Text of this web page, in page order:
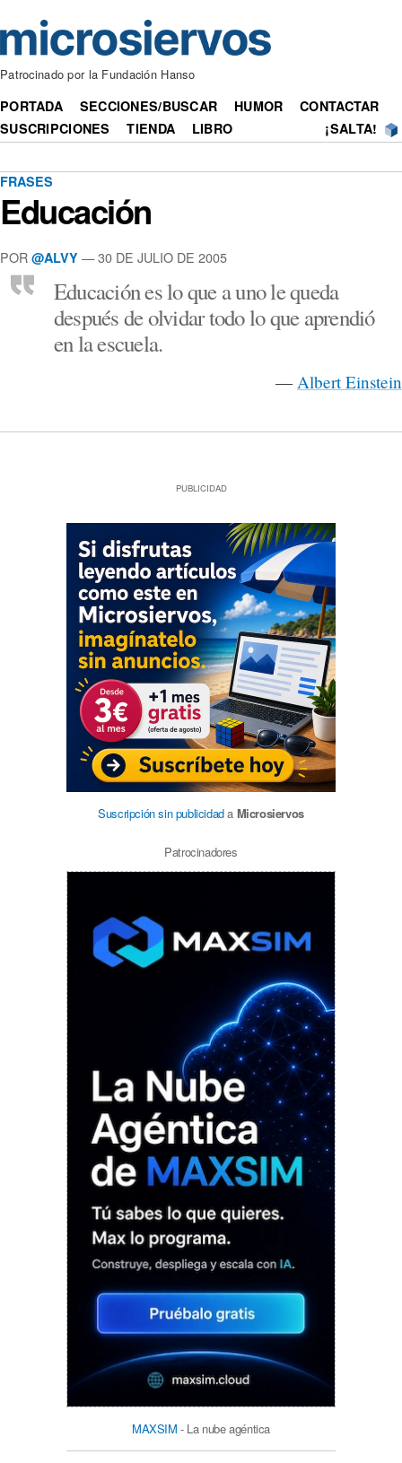
Patrocinado por la Fundación Hanso
PORTADA SECCIONES/BUSCAR HUMOR
CONTACTAR
SUSCRIPCIONES
TIENDA LIBRO ¡SALTA!
FRASES
Educación
POR @ALVY — 30 DE JULIO DE 2005
Educación es lo que a uno le queda
después de olvidar todo lo que aprendió
en la escuela.
—Albert Einstein
PUBLICIDAD
Suscripción sin publicidada Microsiervos
Patrocinadores
MAXSIM - La nube agéntica